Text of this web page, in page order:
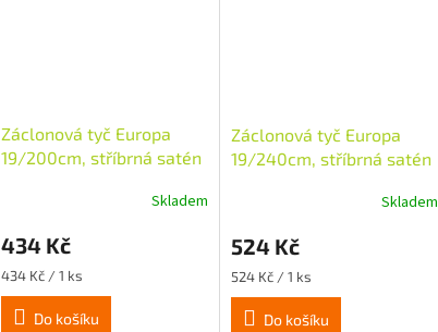
Záclonová tyč Europa
19/200cm, stříbrná satén
Skladem
434 Kč
Měrná
cena:
434 Kč / 1 ks
Do košíku
Záclonová tyč Europa
19/240cm, stříbrná satén
Skladem
524 Kč
Měrná
cena:
524 Kč / 1 ks
Do košíku